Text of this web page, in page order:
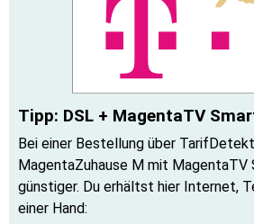
Tipp: DSL + MagentaTV
Bei einer Bestellung über
MagentaZuhause M mit MagentaTV
günstiger. Du erhältst hier Internet,
einer Hand: